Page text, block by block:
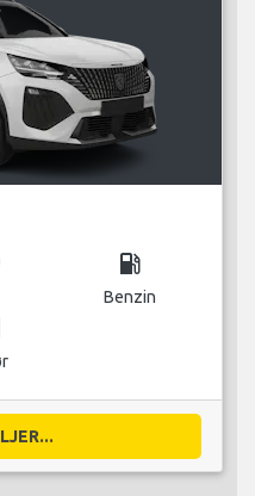
local_gas_station
Benzin